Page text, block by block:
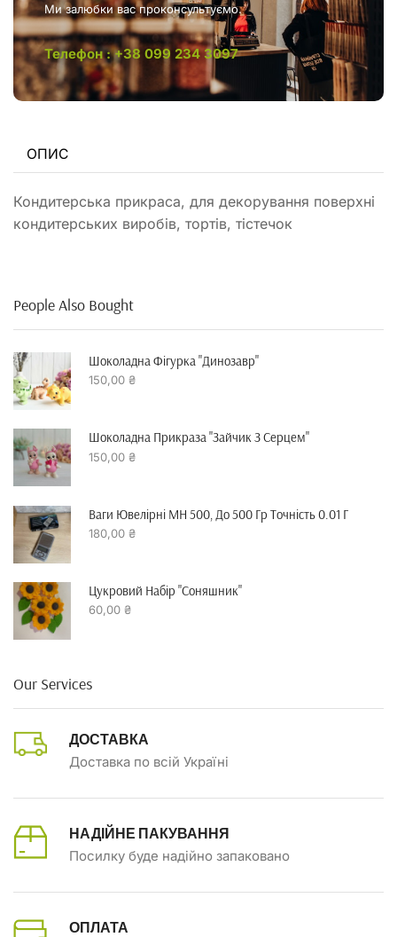
Ми залюбки вас проконсультуємо.
Телефон : +38 099 234 3097
ОПИС
Кондитерська прикраса, для декорування поверхні
кондитерських виробів, тортів, тістечок
People Also Bought
Шоколадна Фігурка "динозавр"
150,00 ₴
Шоколадна Прикраза "зайчик З Серцем"
150,00 ₴
Ваги Ювелірні MH 500, До 500 Гр Точність 0.01 Г
180,00 ₴
Цукровий Набір "Соняшник"
60,00 ₴
Our Services
ДОСТАВКА
Доставка по всій Україні
НАДІЙНЕ ПАКУВАННЯ
Посилку буде надійно запаковано
ОПЛАТА